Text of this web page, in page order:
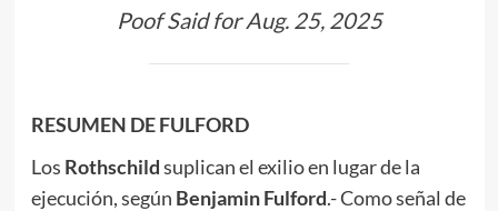
Poof Said for Aug. 25, 2025
RESUMEN DE FULFORD
Los Rothschildsuplican el exilio en lugar de la
ejecución, según Benjamin Fulford.- Como señal de